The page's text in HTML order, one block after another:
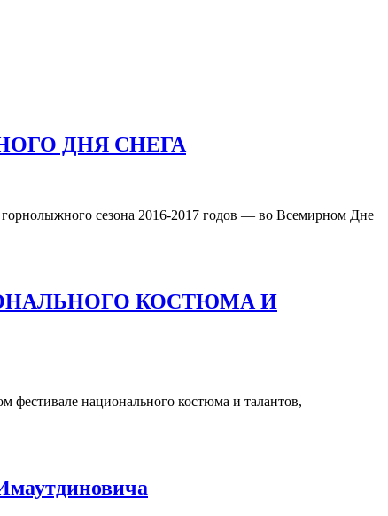
ДНЯ СНЕГА
горнолыжного сезона 2016-2017 годов — во Всемирном Дне
КОСТЮМА И
фестивале национального костюма и талантов,